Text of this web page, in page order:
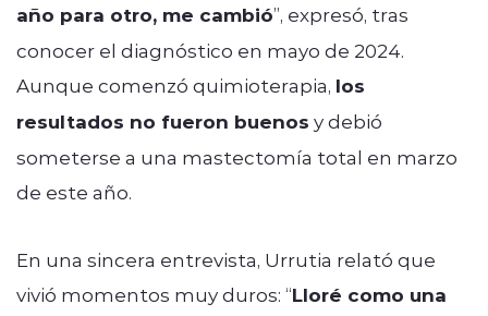
año para otro, me cambió”, expresó, tras
conocer el diagnóstico en mayo de 2024.
Aunque comenzó quimioterapia, los
resultados no fueron buenos y debió
someterse a una mastectomía total en marzo
de este año.
En una sincera entrevista, Urrutia relató que
vivió momentos muy duros: “Lloré como una